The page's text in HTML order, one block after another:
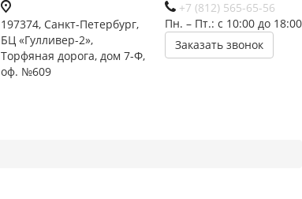
+7 (812) 565-65-56
Пн. – Пт.: с 10:00 до 18:00
Заказать звонок
197374, Санкт-Петербург,
БЦ «Гулливер-2»,
Торфяная дорога, дом 7-Ф,
оф. №609